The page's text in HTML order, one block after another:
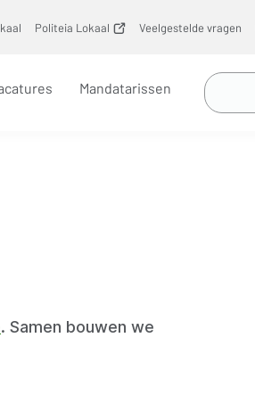
Politeia Lokaal
(opent
Veelgestelde vragen
Mandatarissen
Zoek
in
. Samen bouwen we